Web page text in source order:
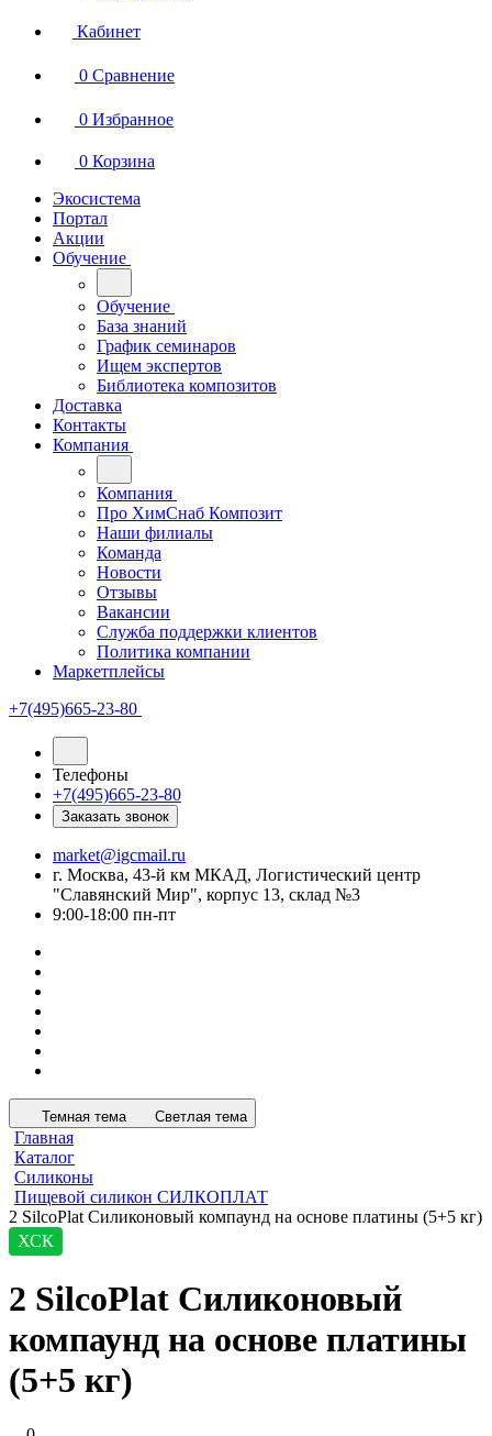
Кабинет
0 Сравнение
0 Избранное
0 Корзина
Экосистема
Портал
Акции
Обучение
Обучение
База знаний
График семинаров
Ищем экспертов
Библиотека композитов
Доставка
Контакты
Компания
Компания
Про ХимСнаб Композит
Наши филиалы
Команда
Новости
Отзывы
Вакансии
Служба поддержки клиентов
Политика компании
Маркетплейсы
+7(495)665-23-80
Телефоны
+7(495)665-23-80
Заказать звонок
market@igcmail.ru
г. Москва, 43-й км МКАД, Логистический центр
"Славянский Мир", корпус 13, склад №3
9:00-18:00 пн-пт
Темная тема Светлая тема
Главная
Каталог
Силиконы
Пищевой силикон СИЛКОПЛАТ
2 SilcoPlat Силиконовый компаунд на основе платины (5+5 кг)
ХСК
2 SilcoPlat Силиконовый
компаунд на основе платины
(5+5 кг)